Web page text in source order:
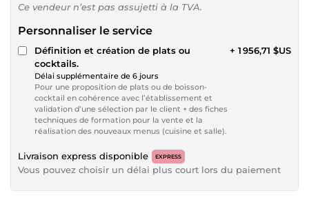
Ce vendeur n’est pas assujetti à la TVA.
Personnaliser le service
Définition et création de plats ou
cocktails.
Délai supplémentaire de 6 jours
Pour une proposition de plats ou de boisson-
cocktail en cohérence avec l’établissement et
validation d’une sélection par le client + des fiches
techniques de formation pour la vente et la
réalisation des nouveaux menus (cuisine et salle).
+ 1 956,71 $US
Livraison express disponible EXPRESS
Vous pouvez choisir un délai plus court lors du paiement